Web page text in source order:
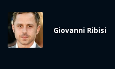
Giovanni Ribisi